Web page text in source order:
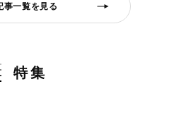
事一覧を見る
特集